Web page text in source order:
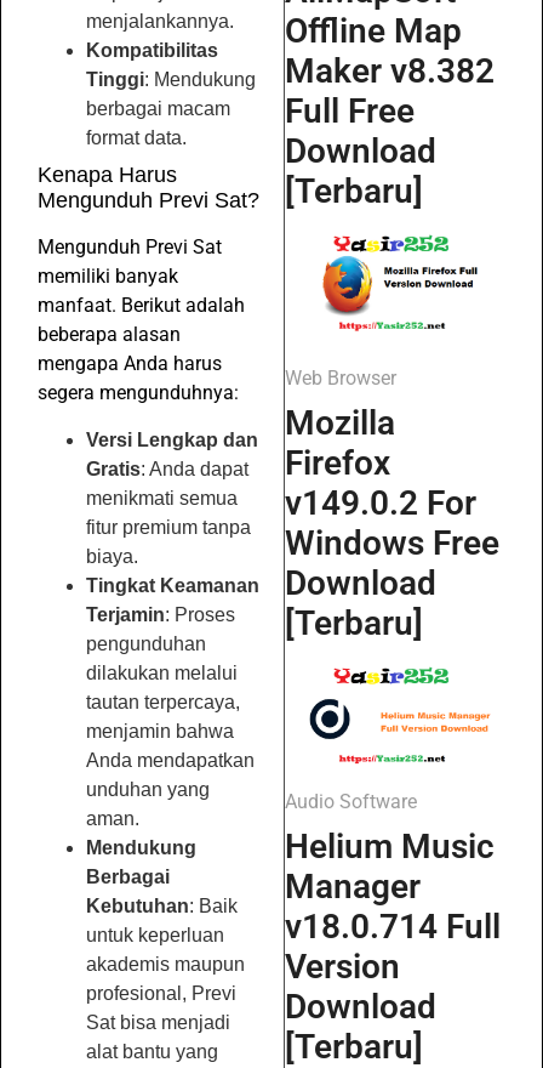
menjalankannya.
Kompatibilitas
Tinggi: Mendukung
berbagai macam
format data.
Kenapa Harus
Mengunduh Previ Sat?
Mengunduh Previ Sat
memiliki banyak
manfaat. Berikut adalah
beberapa alasan
mengapa Anda harus
segera mengunduhnya:
Versi Lengkap dan
Gratis: Anda dapat
menikmati semua
fitur premium tanpa
biaya.
Tingkat Keamanan
Terjamin: Proses
pengunduhan
dilakukan melalui
tautan terpercaya,
menjamin bahwa
Anda mendapatkan
unduhan yang
aman.
Mendukung
Berbagai
Kebutuhan: Baik
untuk keperluan
akademis maupun
profesional, Previ
Sat bisa menjadi
alat bantu yang
Offline Map
Maker v8.382
Full Free
Download
[Terbaru]
Web Browser
Mozilla
Firefox
v149.0.2 For
Windows Free
Download
[Terbaru]
Audio Software
Helium Music
Manager
v18.0.714 Full
Version
Download
[Terbaru]